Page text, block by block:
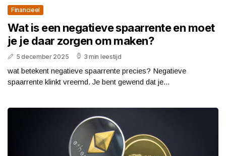
Financieel
Wat is een negatieve spaarrente en moet
je je daar zorgen om maken?
5 december 2025 3 min leestijd
wat betekent negatieve spaarrente precies? Negatieve
spaarrente klinkt vreemd. Je bent gewend dat je...